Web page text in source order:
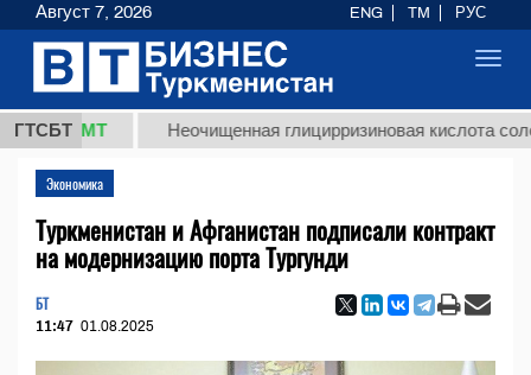
ГТСБТ
ТМТ Неочищенная глицирризиновая кислота
Экономика
Туркменистан и Афганистан подписали контракт
на модернизацию порта Тургунди
БТ
11:47 01.08.2025
Август 7, 2026 ENG TM РУС